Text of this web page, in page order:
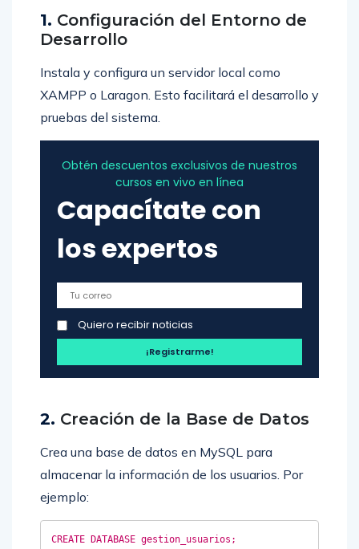
1. Configuración del Entorno de
Desarrollo
Instala y configura un servidor local como
XAMPP o Laragon. Esto facilitará el desarrollo y
pruebas del sistema.
Obtén descuentos exclusivos de nuestros
cursos en vivo en línea
Capacítate con
los expertos
Quiero recibir noticias
2. Creación de la Base de Datos
Crea una base de datos en MySQL para
almacenar la información de los usuarios. Por
ejemplo:
CREATE DATABASE gestion_usuarios;